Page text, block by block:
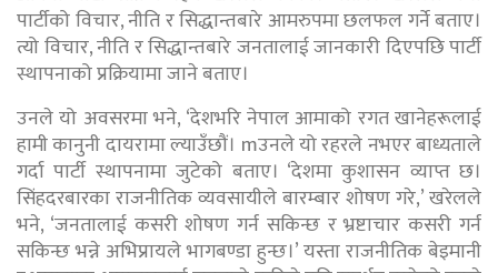
पार्टीको विचार, नीति र सिद्धान्तबारे आमरुपमा छलफल गर्ने बताए।
त्यो विचार, नीति र सिद्धान्तबारे जनतालाई जानकारी दिएपछि पार्टी
स्थापनाको प्रक्रियामा जाने बताए।
उनले यो अवसरमा भने, ‘देशभरि नेपाल आमाको रगत खानेहरूलाई
हामी कानुनी दायरामा ल्याउँछौं। mउनले यो रहरले नभएर बाध्यताले
गर्दा पार्टी स्थापनामा जुटेको बताए। ‘देशमा कुशासन व्याप्त छ।
सिंहदरबारका राजनीतिक व्यवसायीले बारम्बार शोषण गरे,’ खरेलले
भने, ‘जनतालाई कसरी शोषण गर्न सकिन्छ र भ्रष्टाचार कसरी गर्न
सकिन्छ भन्ने अभिप्रायले भागबण्डा हुन्छ।’ यस्ता राजनीतिक बेइमानी